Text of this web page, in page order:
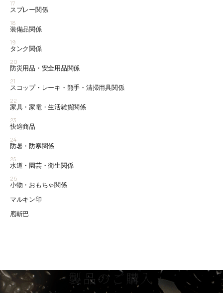
17
スプレー関係
18
装備品関係
19
タンク関係
20
防災用品・安全用品関係
21
スコップ・レーキ・熊手・清掃用具関係
22
家具・家電・生活雑貨関係
23
快適商品
24
防暑・防寒関係
25
水道・園芸・衛生関係
26
小物・おもちゃ関係
マルキン印
庖斬巴
製品のご購入